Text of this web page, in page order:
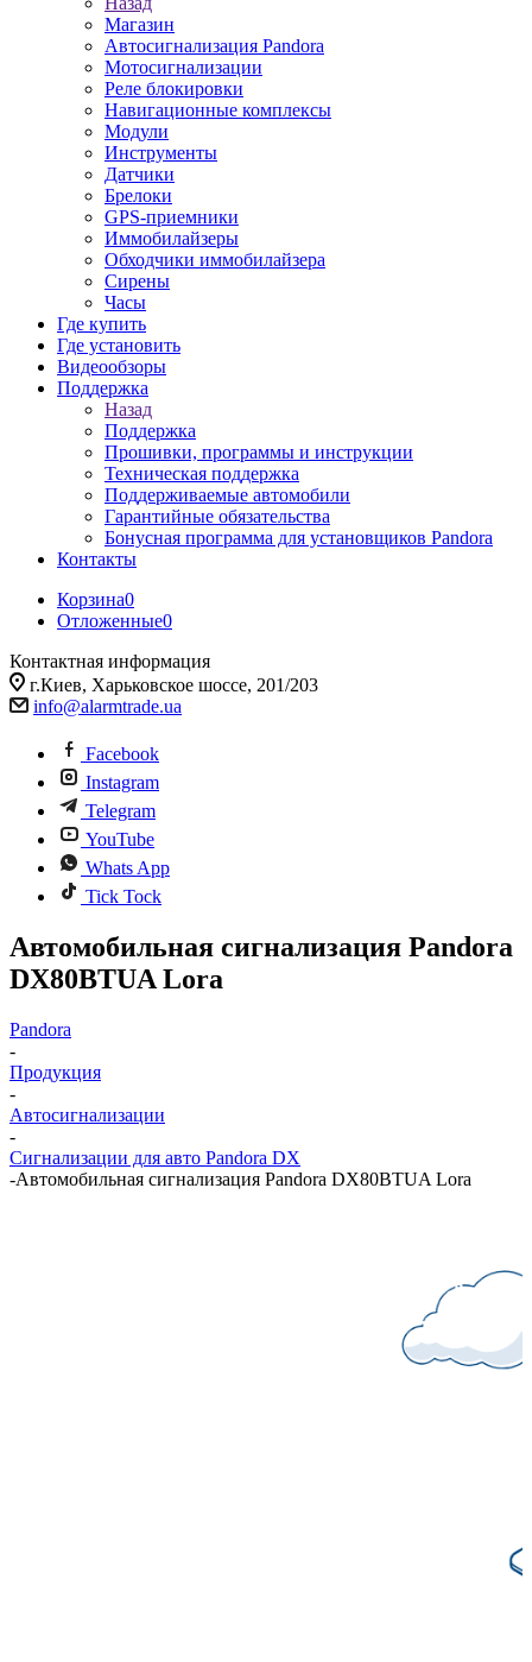
Магазин
Автосигнализация Pandora
Мотосигнализации
Реле блокировки
Навигационные комплексы
Модули
Инструменты
Датчики
Брелоки
GPS-приемники
Иммобилайзеры
Обходчики иммобилайзера
Сирены
Часы
Где купить
Где установить
Видеообзоры
Поддержка
Назад
Поддержка
Прошивки, программы и инструкции
Техническая поддержка
Поддерживаемые автомобили
Гарантийные обязательства
Бонусная программа для установщиков Pandora
Контакты
Корзина0
Отложенные0
Контактная информация
г.Киев, Харьковское шоссе, 201/203
info@alarmtrade.ua
Facebook
Instagram
Telegram
YouTube
Whats App
Tick Tock
Автомобильная сигнализация Pandora
DX80BTUA Lora
Pandora
-
Продукция
-
Автосигнализации
-
Сигнализации для авто Pandora DX
-Автомобильная сигнализация Pandora DX80BTUA Lora